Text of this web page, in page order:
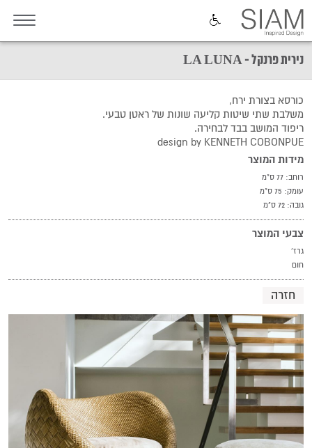
נירית פרנקל - LA LUNA
כורסא בצורת ירח,
משלבת שתי שיטות קליעה שונות של ראטן טבעי.
ריפוד המושב בבד לבחירה.
design by KENNETH COBONPUE
מידות המוצר
רוחב: 77 ס"מ
עומק: 75 ס"מ
גובה: 72 ס"מ
צבעי המוצר
גרז'
חום
חזרה